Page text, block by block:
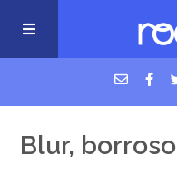
USM Podcast
Blur, borroso